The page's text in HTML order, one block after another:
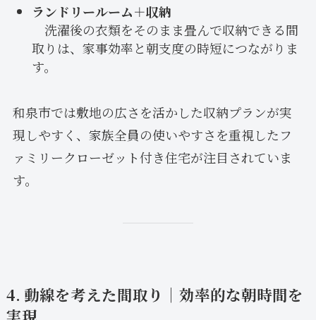
ランドリールーム＋収納
洗濯後の衣類をそのまま畳んで収納できる間
取りは、家事効率と朝支度の時短につながりま
す。
和泉市では敷地の広さを活かした収納プランが実
現しやすく、家族全員の使いやすさを重視したフ
ァミリークローゼット付き住宅が注目されていま
す。
4. 動線を考えた間取り｜効率的な朝時間を
実現